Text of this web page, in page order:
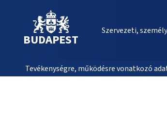
BUDAPEST
Szervezeti,
Tevékenységre, működésre vonatkozó